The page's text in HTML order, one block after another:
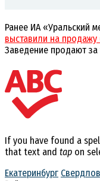
Ранее ИА «Уральский
выставили на
Заведение продают за
If you have found a
that text and tap on
Екатеринбург